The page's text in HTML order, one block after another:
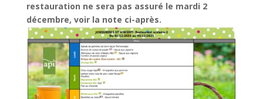
restauration ne sera pas assuré le mardi 2
décembre, voir la note ci-après.